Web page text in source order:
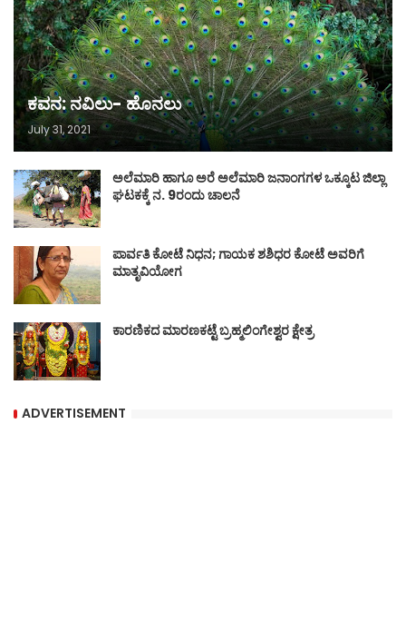
ಕವನ: ನವಿಲು- ಹೊನಲು
July 31, 2021
ಅಲೆಮಾರಿ ಹಾಗೂ ಅರೆ ಅಲೆಮಾರಿ ಜನಾಂಗಗಳ ಒಕ್ಕೂಟ ಜಿಲ್ಲಾ
ಘಟಕಕ್ಕೆ ನ. 9ರಂದು ಚಾಲನೆ
ಪಾರ್ವತಿ ಕೋಟೆ ನಿಧನ; ಗಾಯಕ ಶಶಿಧರ ಕೋಟೆ ಅವರಿಗೆ
ಮಾತೃವಿಯೋಗ
ಕಾರಣಿಕದ ಮಾರಣಕಟ್ಟೆ ಬ್ರಹ್ಮಲಿಂಗೇಶ್ವರ ಕ್ಷೇತ್ರ
ADVERTISEMENT